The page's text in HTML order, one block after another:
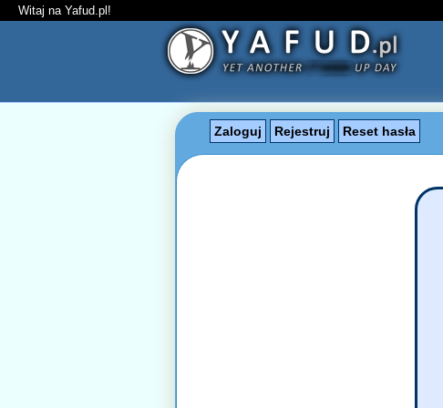
Witaj na Yafud.pl!
Zaloguj Rejestruj Reset hasła